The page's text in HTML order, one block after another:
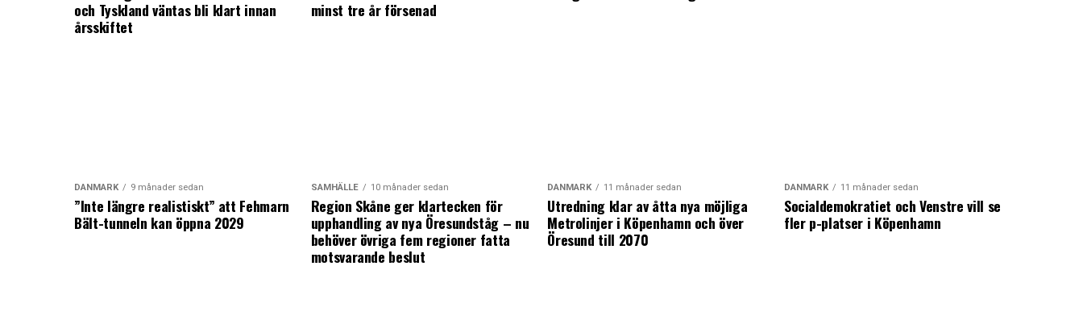
och Tyskland väntas bli klart innan
årsskiftet
minst tre år försenad
DANMARK 9 månader sedan
”Inte längre realistiskt” att Fehmarn
Bält-tunneln kan öppna 2029
SAMHÄLLE 10 månader sedan
Region Skåne ger klartecken för
upphandling av nya Öresundståg – nu
behöver övriga fem regioner fatta
motsvarande beslut
DANMARK 11 månader sedan
Utredning klar av åtta nya möjliga
Metrolinjer i Köpenhamn och över
Öresund till 2070
DANMARK 11 månader sedan
Socialdemokratiet och Venstre vill se
fler p-platser i Köpenhamn